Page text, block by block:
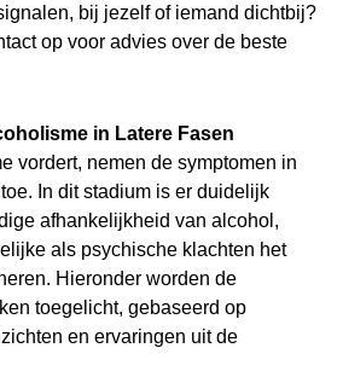
bij jezelf of iemand dichtbij?
op voor advies over de beste
in Latere Fasen
vordert, nemen de symptomen in
In dit stadium is er duidelijk
afhankelijkheid van alcohol,
als psychische klachten het
Hieronder worden de
toegelicht, gebaseerd op
en ervaringen uit de